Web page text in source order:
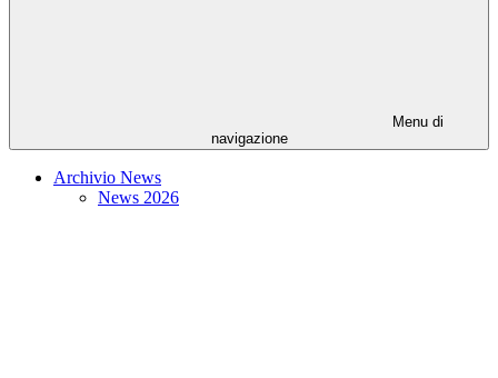
Menu di
navigazione
Archivio News
News 2026